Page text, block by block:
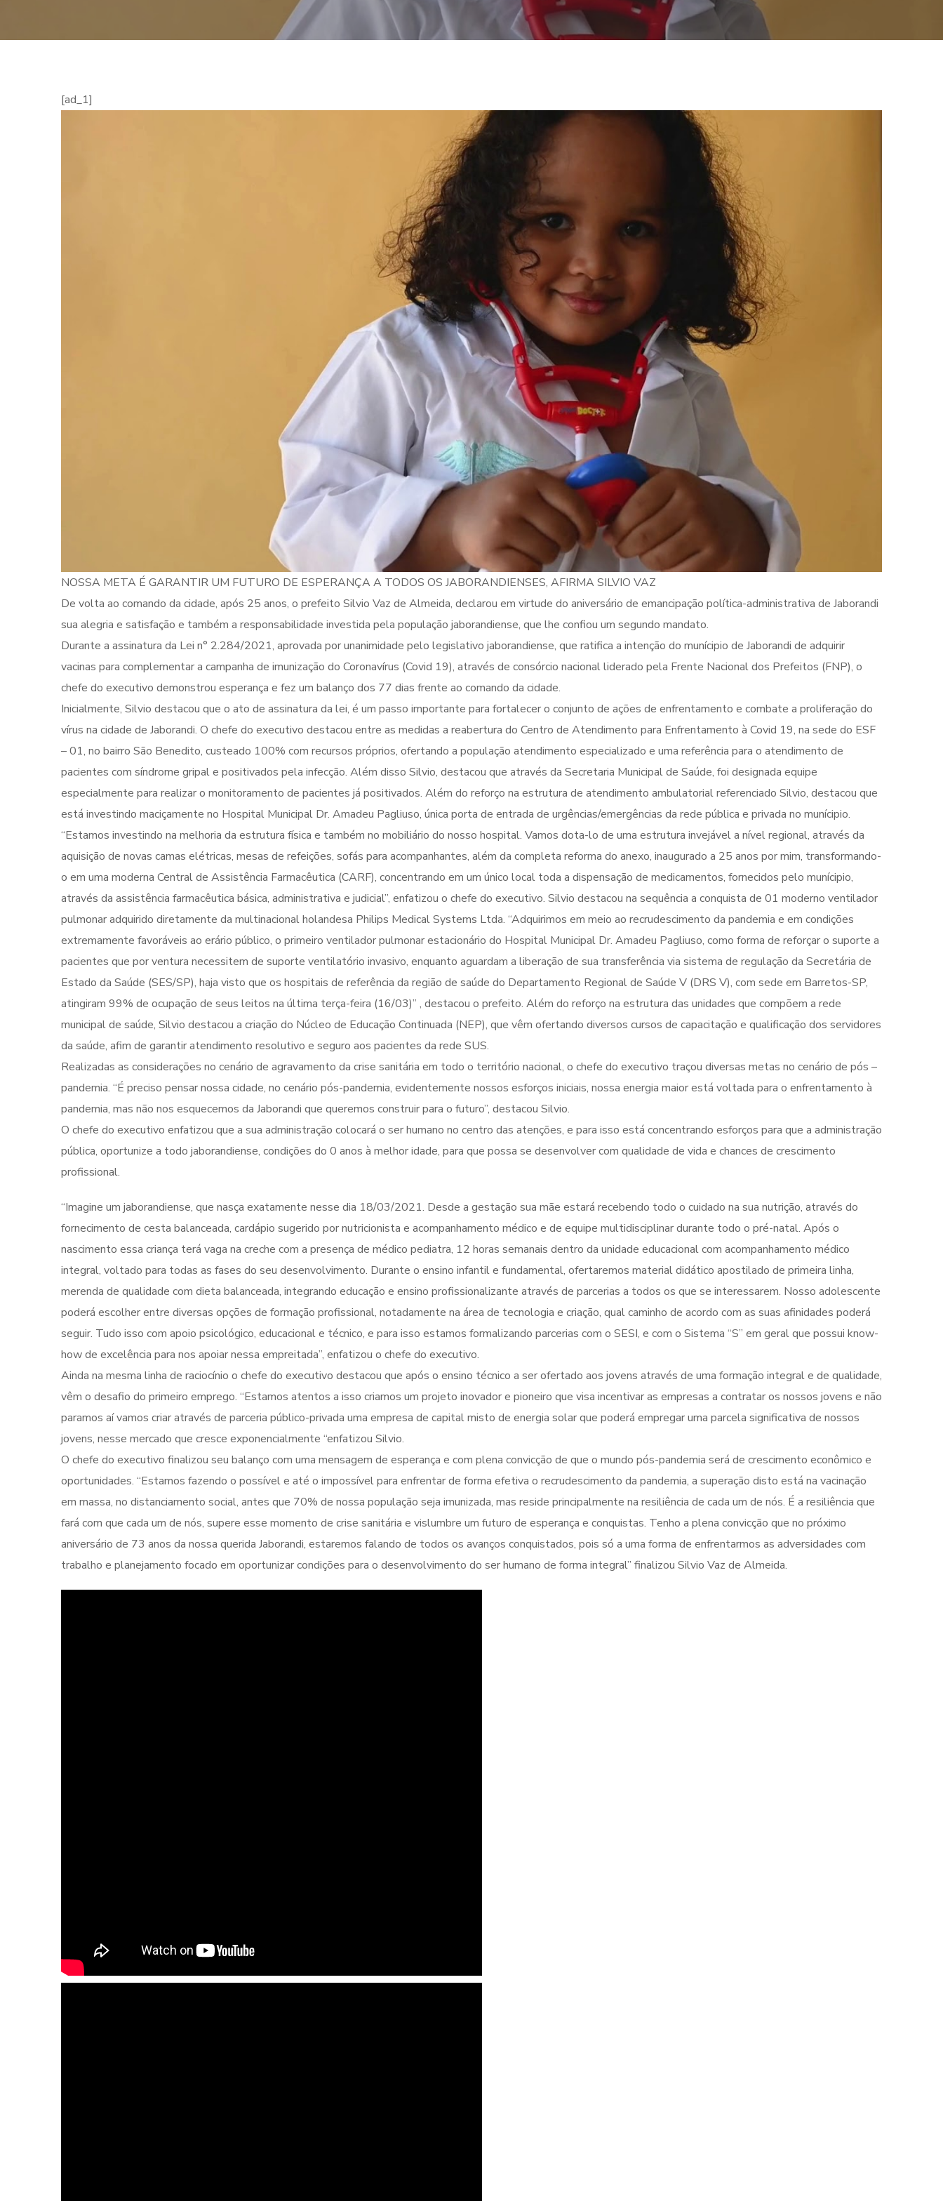
[ad_1]
NOSSA META É GARANTIR UM FUTURO DE ESPERANÇA A TODOS OS JABORANDIENSES, AFIRMA SILVIO VAZ
De volta ao comando da cidade, após 25 anos, o prefeito Silvio Vaz de Almeida, declarou em virtude do aniversário de emancipação política-administrativa de Jaborandi
sua alegria e satisfação e também a responsabilidade investida pela população jaborandiense, que lhe confiou um segundo mandato.
Durante a assinatura da Lei n° 2.284/2021, aprovada por unanimidade pelo legislativo jaborandiense, que ratifica a intenção do munícipio de Jaborandi de adquirir
vacinas para complementar a campanha de imunização do Coronavírus (Covid 19), através de consórcio nacional liderado pela Frente Nacional dos Prefeitos (FNP), o
chefe do executivo demonstrou esperança e fez um balanço dos 77 dias frente ao comando da cidade.
Inicialmente, Silvio destacou que o ato de assinatura da lei, é um passo importante para fortalecer o conjunto de ações de enfrentamento e combate a proliferação do
vírus na cidade de Jaborandi. O chefe do executivo destacou entre as medidas a reabertura do Centro de Atendimento para Enfrentamento à Covid 19, na sede do ESF
– 01, no bairro São Benedito, custeado 100% com recursos próprios, ofertando a população atendimento especializado e uma referência para o atendimento de
pacientes com síndrome gripal e positivados pela infecção. Além disso Silvio, destacou que através da Secretaria Municipal de Saúde, foi designada equipe
especialmente para realizar o monitoramento de pacientes já positivados. Além do reforço na estrutura de atendimento ambulatorial referenciado Silvio, destacou que
está investindo maciçamente no Hospital Municipal Dr. Amadeu Pagliuso, única porta de entrada de urgências/emergências da rede pública e privada no munícipio.
“Estamos investindo na melhoria da estrutura física e também no mobiliário do nosso hospital. Vamos dota-lo de uma estrutura invejável a nível regional, através da
aquisição de novas camas elétricas, mesas de refeições, sofás para acompanhantes, além da completa reforma do anexo, inaugurado a 25 anos por mim, transformando-
o em uma moderna Central de Assistência Farmacêutica (CARF), concentrando em um único local toda a dispensação de medicamentos, fornecidos pelo munícipio,
através da assistência farmacêutica básica, administrativa e judicial”, enfatizou o chefe do executivo. Silvio destacou na sequência a conquista de 01 moderno ventilador
pulmonar adquirido diretamente da multinacional holandesa Philips Medical Systems Ltda. “Adquirimos em meio ao recrudescimento da pandemia e em condições
extremamente favoráveis ao erário público, o primeiro ventilador pulmonar estacionário do Hospital Municipal Dr. Amadeu Pagliuso, como forma de reforçar o suporte a
pacientes que por ventura necessitem de suporte ventilatório invasivo, enquanto aguardam a liberação de sua transferência via sistema de regulação da Secretária de
Estado da Saúde (SES/SP), haja visto que os hospitais de referência da região de saúde do Departamento Regional de Saúde V (DRS V), com sede em Barretos-SP,
atingiram 99% de ocupação de seus leitos na última terça-feira (16/03)” , destacou o prefeito. Além do reforço na estrutura das unidades que compõem a rede
municipal de saúde, Silvio destacou a criação do Núcleo de Educação Continuada (NEP), que vêm ofertando diversos cursos de capacitação e qualificação dos servidores
da saúde, afim de garantir atendimento resolutivo e seguro aos pacientes da rede SUS.
Realizadas as considerações no cenário de agravamento da crise sanitária em todo o território nacional, o chefe do executivo traçou diversas metas no cenário de pós –
pandemia. “É preciso pensar nossa cidade, no cenário pós-pandemia, evidentemente nossos esforços iniciais, nossa energia maior está voltada para o enfrentamento à
pandemia, mas não nos esquecemos da Jaborandi que queremos construir para o futuro”, destacou Silvio.
O chefe do executivo enfatizou que a sua administração colocará o ser humano no centro das atenções, e para isso está concentrando esforços para que a administração
pública, oportunize a todo jaborandiense, condições do 0 anos à melhor idade, para que possa se desenvolver com qualidade de vida e chances de crescimento
profissional.
“Imagine um jaborandiense, que nasça exatamente nesse dia 18/03/2021. Desde a gestação sua mãe estará recebendo todo o cuidado na sua nutrição, através do
fornecimento de cesta balanceada, cardápio sugerido por nutricionista e acompanhamento médico e de equipe multidisciplinar durante todo o pré-natal. Após o
nascimento essa criança terá vaga na creche com a presença de médico pediatra, 12 horas semanais dentro da unidade educacional com acompanhamento médico
integral, voltado para todas as fases do seu desenvolvimento. Durante o ensino infantil e fundamental, ofertaremos material didático apostilado de primeira linha,
merenda de qualidade com dieta balanceada, integrando educação e ensino profissionalizante através de parcerias a todos os que se interessarem. Nosso adolescente
poderá escolher entre diversas opções de formação profissional, notadamente na área de tecnologia e criação, qual caminho de acordo com as suas afinidades poderá
seguir. Tudo isso com apoio psicológico, educacional e técnico, e para isso estamos formalizando parcerias com o SESI, e com o Sistema “S” em geral que possui know-
how de excelência para nos apoiar nessa empreitada”, enfatizou o chefe do executivo.
Ainda na mesma linha de raciocínio o chefe do executivo destacou que após o ensino técnico a ser ofertado aos jovens através de uma formação integral e de qualidade,
vêm o desafio do primeiro emprego. “Estamos atentos a isso criamos um projeto inovador e pioneiro que visa incentivar as empresas a contratar os nossos jovens e não
paramos aí vamos criar através de parceria público-privada uma empresa de capital misto de energia solar que poderá empregar uma parcela significativa de nossos
jovens, nesse mercado que cresce exponencialmente “enfatizou Silvio.
O chefe do executivo finalizou seu balanço com uma mensagem de esperança e com plena convicção de que o mundo pós-pandemia será de crescimento econômico e
oportunidades. “Estamos fazendo o possível e até o impossível para enfrentar de forma efetiva o recrudescimento da pandemia, a superação disto está na vacinação
em massa, no distanciamento social, antes que 70% de nossa população seja imunizada, mas reside principalmente na resiliência de cada um de nós. É a resiliência que
fará com que cada um de nós, supere esse momento de crise sanitária e vislumbre um futuro de esperança e conquistas. Tenho a plena convicção que no próximo
aniversário de 73 anos da nossa querida Jaborandi, estaremos falando de todos os avanços conquistados, pois só a uma forma de enfrentarmos as adversidades com
trabalho e planejamento focado em oportunizar condições para o desenvolvimento do ser humano de forma integral” finalizou Silvio Vaz de Almeida.